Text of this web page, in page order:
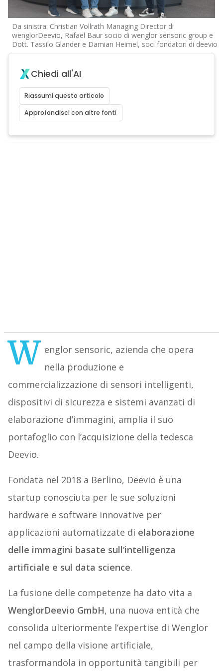
Da sinistra: Christian Vollrath Managing Director di
wenglorDeevio, Rafael Baur socio di wenglor sensoric group e
Dott. Tassilo Glander e Damian Heimel, soci fondatori di deevio
Chiedi all'AI
Riassumi questo articolo
Approfondisci con altre fonti
W englor sensoric, azienda che opera
nella produzione e
commercializzazione di sensori intelligenti,
dispositivi di sicurezza e sistemi avanzati di
elaborazione d’immagini, amplia il suo
portafoglio con l’acquisizione della tedesca
Deevio.
Fondata nel 2018 a Berlino, Deevio è una
startup conosciuta per le sue soluzioni
hardware e software innovative per
applicazioni automatizzate di elaborazione
delle immagini basate sull’intelligenza
artificiale e sul data science.
La fusione delle competenze ha dato vita a
WenglorDeevio GmbH, una nuova entità che
consolida ulteriormente l’expertise di Wenglor
nel campo della visione artificiale,
trasformandola in opportunità tangibili per